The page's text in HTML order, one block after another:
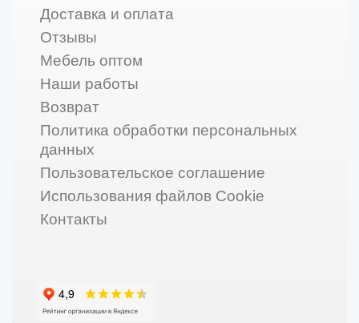
Доставка и оплата
Отзывы
Мебель оптом
Наши работы
Возврат
Политика обработки персональных
данных
Пользовательское соглашение
Использования файлов Cookie
Контакты